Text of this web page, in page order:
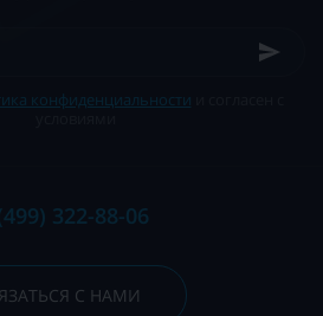
конфиденциальности
322-88-06
С НАМИ